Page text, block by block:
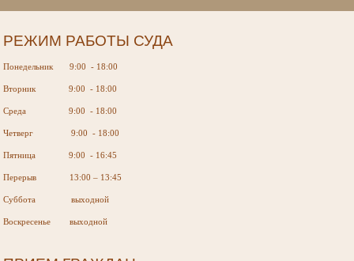
РЕЖИМ РАБОТЫ СУДА
Понедельник 9:00 - 18:00
Вторник 9:00 - 18:00
Среда 9:00 - 18:00
Четверг 9:00 - 18:00
Пятница 9:00 - 16:45
Перерыв 13:00 – 13:45
Суббота выходной
Воскресенье выходной